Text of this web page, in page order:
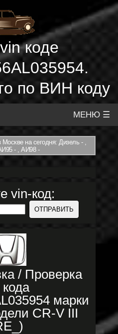
коде
по ВИН коду
МЕНЮ ☰
на сегодня: Дизель - ,
- , АИ98 -
vin-код:
/ Проверка
марки
CR-V III